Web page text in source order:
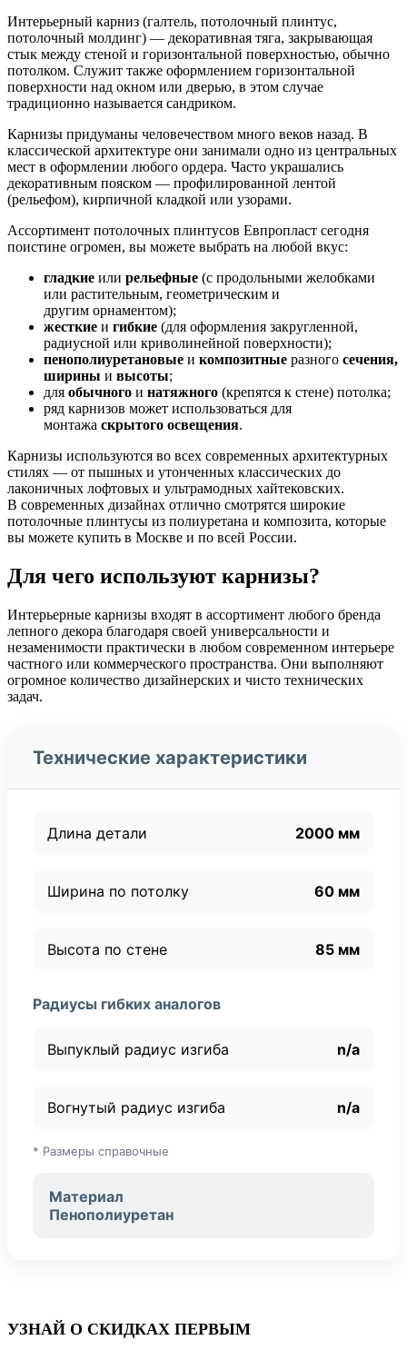
Интерьерный карниз (галтель, потолочный плинтус,
потолочный молдинг) — декоративная тяга, закрывающая
стык между стеной и горизонтальной поверхностью, обычно
потолком. Служит также оформлением горизонтальной
поверхности над окном или дверью, в этом случае
традиционно называется сандриком.
Карнизы придуманы человечеством много веков назад. В
классической архитектуре они занимали одно из центральных
мест в оформлении любого ордера. Часто украшались
декоративным пояском — профилированной лентой
(рельефом), кирпичной кладкой или узорами.
Ассортимент потолочных плинтусов Евпропласт сегодня
поистине огромен, вы можете выбрать на любой вкус:
гладкие или рельефные (с продольными желобками
или растительным, геометрическим и
другим орнаментом);
жесткие и гибкие (для оформления закругленной,
радиусной или криволинейной поверхности);
пенополиуретановые и композитные разного сечения,
ширины и высоты;
для обычного и натяжного (крепятся к стене) потолка;
ряд карнизов может использоваться для
монтажа скрытого освещения.
Карнизы используются во всех современных архитектурных
стилях — от пышных и утонченных классических до
лаконичных лофтовых и ультрамодных хайтековских.
В современных дизайнах отлично смотрятся широкие
потолочные плинтусы из полиуретана и композита, которые
вы можете купить в Москве и по всей России.
Для чего используют карнизы?
Интерьерные карнизы входят в ассортимент любого бренда
лепного декора благодаря своей универсальности и
незаменимости практически в любом современном интерьере
частного или коммерческого пространства. Они выполняют
огромное количество дизайнерских и чисто технических
задач.
Технические характеристики
Длина детали 2000 мм
Ширина по потолку 60 мм
Высота по стене 85 мм
Радиусы гибких аналогов
Выпуклый радиус изгиба n/a
Вогнутый радиус изгиба n/a
* Размеры справочные
Материал
Пенополиуретан
УЗНАЙ О СКИДКАХ ПЕРВЫМ